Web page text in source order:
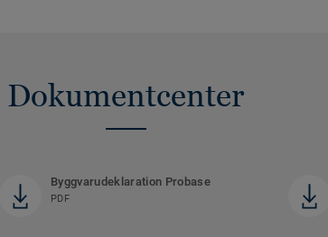
Dokumentcenter
Byggvarudeklaration Probase
PDF